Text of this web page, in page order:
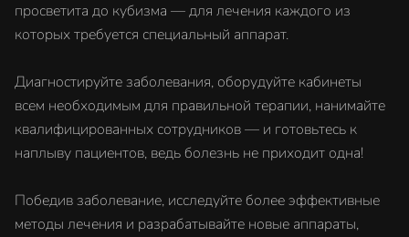
просветита до кубизма — для лечения каждого из
которых требуется специальный аппарат.
Диагностируйте заболевания, оборудуйте кабинеты
всем необходимым для правильной терапии, нанимайте
квалифицированных сотрудников — и готовьтесь к
наплыву пациентов, ведь болезнь не приходит одна!
Победив заболевание, исследуйте более эффективные
методы лечения и разрабатывайте новые аппараты,